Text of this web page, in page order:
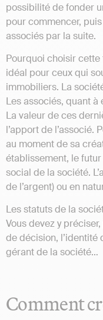
possibilité de fonder
pour commencer,
associés par la suite.
Pourquoi choisir
idéal pour ceux qui
immobiliers. La
Les associés, quant
La valeur de ces
l’apport de l’associé.
au moment de sa
établissement, le
social de la société.
de l’argent) ou en
Les statuts de la
Vous devez y
de décision, l’identité
gérant de la société…
Comment